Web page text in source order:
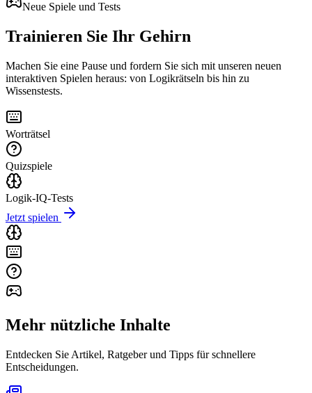
Neue Spiele und Tests
Trainieren Sie Ihr Gehirn
Machen Sie eine Pause und fordern Sie sich mit unseren neuen
interaktiven Spielen heraus: von Logikrätseln bis hin zu
Wissenstests.
Worträtsel
Quizspiele
Logik-IQ-Tests
Jetzt spielen
Mehr nützliche Inhalte
Entdecken Sie Artikel, Ratgeber und Tipps für schnellere
Entscheidungen.